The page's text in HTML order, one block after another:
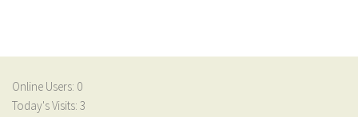
Online Users: 0
Today's Visits: 3